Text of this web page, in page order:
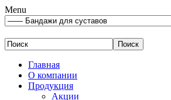
Menu
Главная
О компании
Продукция
Акции